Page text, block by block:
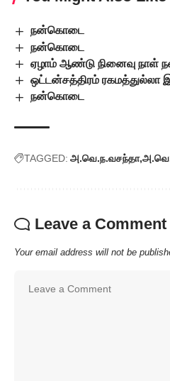
நன்கொடை
நன்கொடை
ஏழாம் ஆண்டு நினைவு நாள்
ஒட்டன்சத்திரம் ரகமத்துல்லா
நன்கொடை
TAGGED: அ.வெ.ந.வசந்தா
Leave a Comment
Your email address will not be